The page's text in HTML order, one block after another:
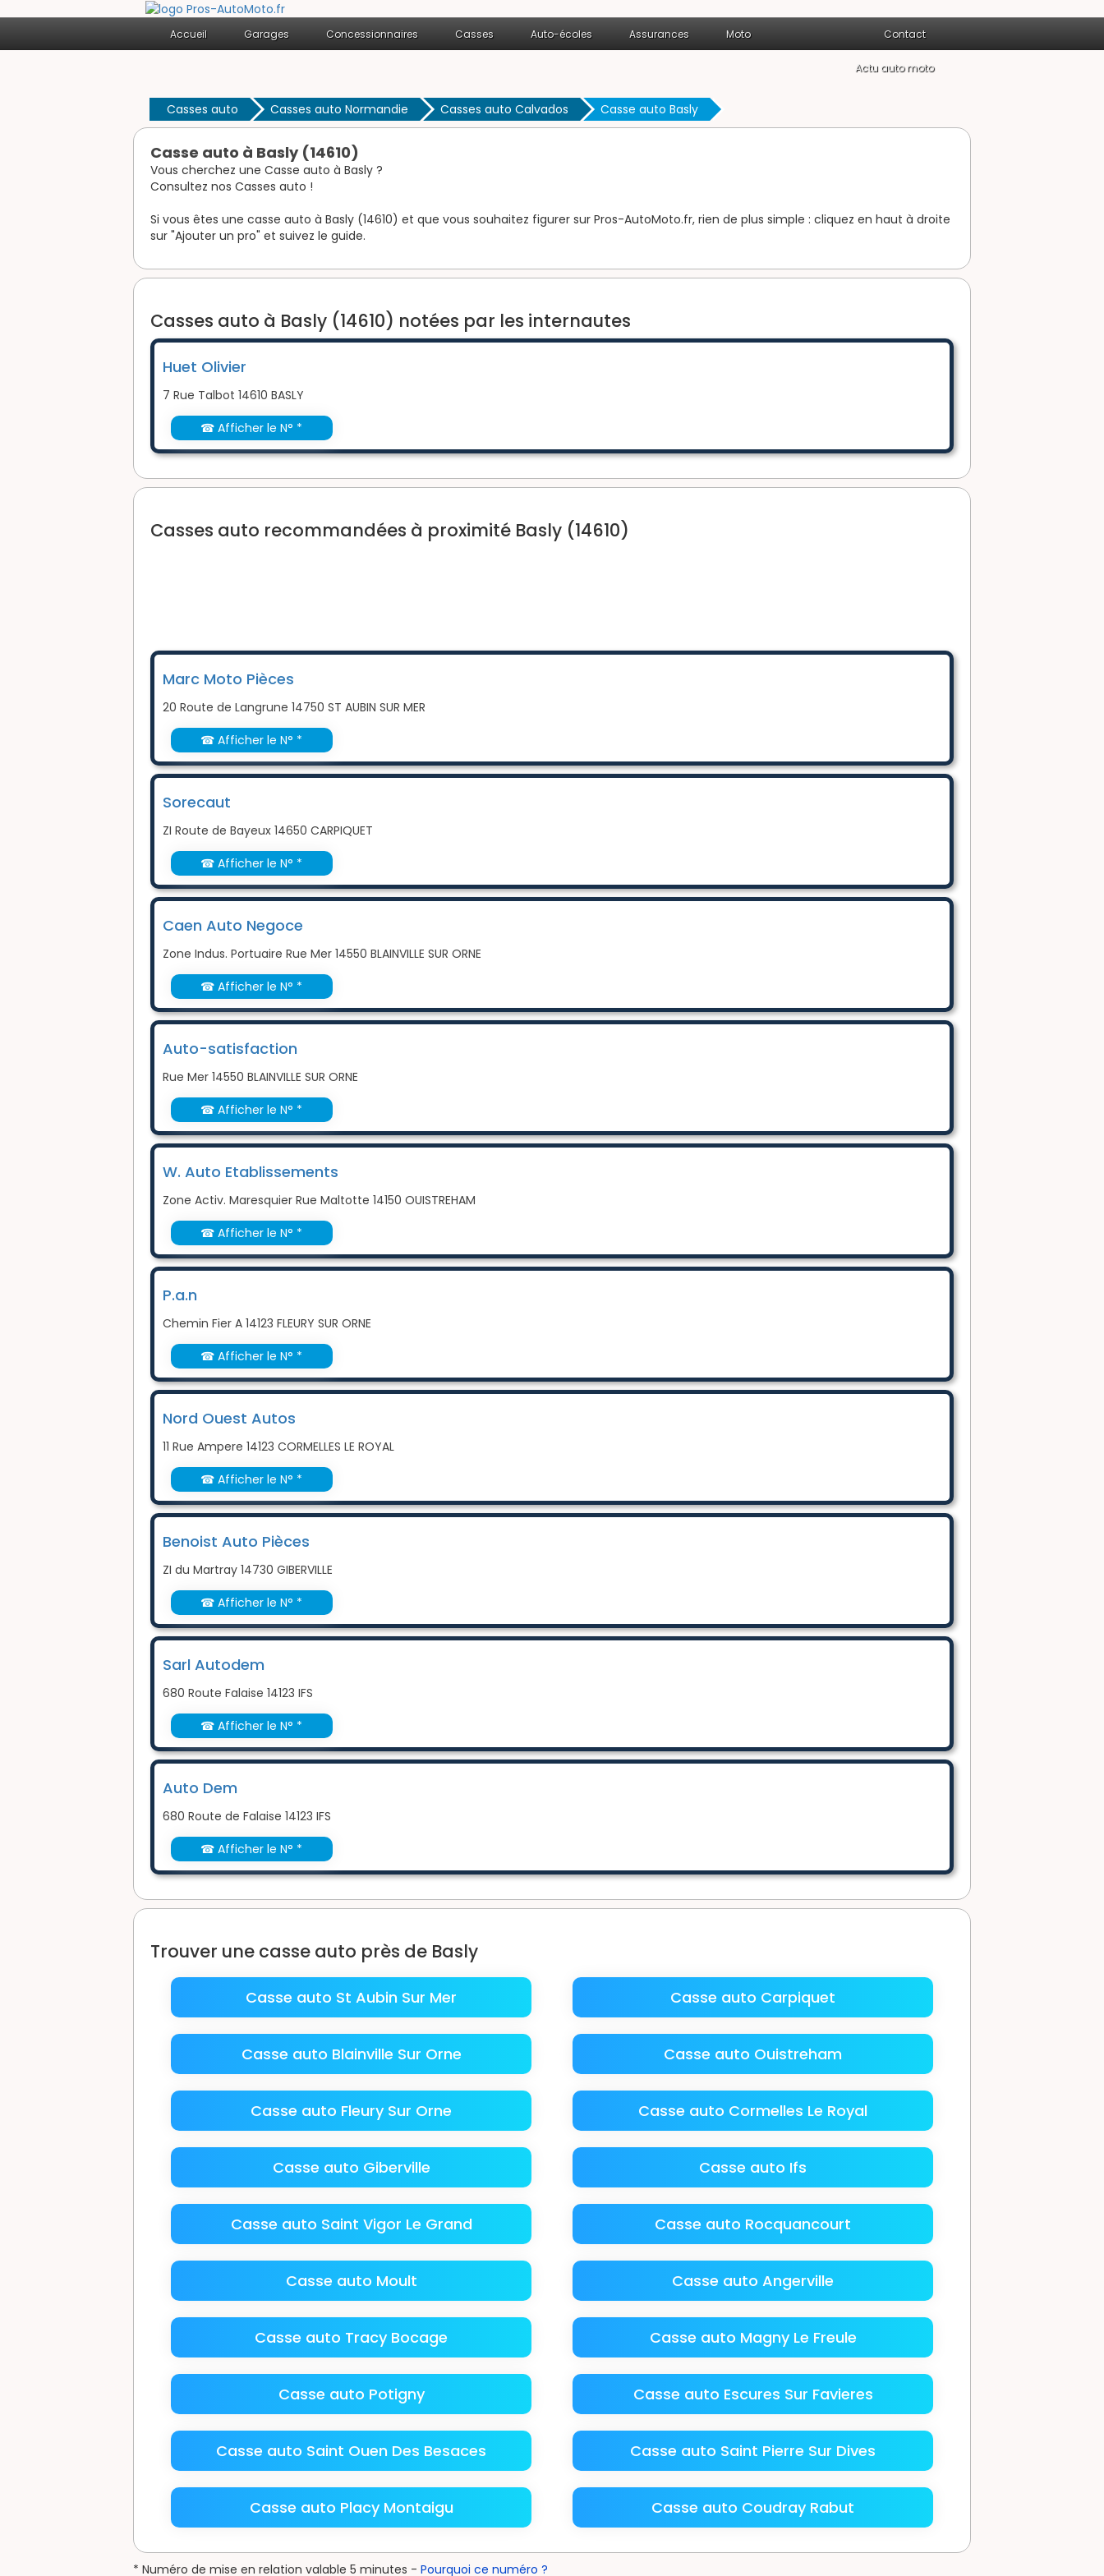
Accueil Garages Concessionnaires Casses Auto-écoles Assurances Moto Contact
Actu auto moto
Casses auto Casses auto Normandie Casses auto Calvados Casse auto Basly
Casse auto à Basly (14610)
Vous cherchez une Casse auto à Basly ?
Consultez nos Casses auto !
Si vous êtes une casse auto à Basly (14610) et que vous souhaitez figurer sur Pros-AutoMoto.fr, rien de plus simple : cliquez en haut à droite
sur "Ajouter un pro" et suivez le guide.
Casses auto à Basly (14610) notées par les internautes
Huet Olivier
7 Rue Talbot 14610 BASLY
☎ Afficher le N° *
Casses auto recommandées à proximité Basly (14610)
Marc Moto Pièces
20 Route de Langrune 14750 ST AUBIN SUR MER
☎ Afficher le N° *
Sorecaut
ZI Route de Bayeux 14650 CARPIQUET
☎ Afficher le N° *
Caen Auto Negoce
Zone Indus. Portuaire Rue Mer 14550 BLAINVILLE SUR ORNE
☎ Afficher le N° *
Auto-satisfaction
Rue Mer 14550 BLAINVILLE SUR ORNE
☎ Afficher le N° *
W. Auto Etablissements
Zone Activ. Maresquier Rue Maltotte 14150 OUISTREHAM
☎ Afficher le N° *
P.a.n
Chemin Fier A 14123 FLEURY SUR ORNE
☎ Afficher le N° *
Nord Ouest Autos
11 Rue Ampere 14123 CORMELLES LE ROYAL
☎ Afficher le N° *
Benoist Auto Pièces
ZI du Martray 14730 GIBERVILLE
☎ Afficher le N° *
Sarl Autodem
680 Route Falaise 14123 IFS
☎ Afficher le N° *
Auto Dem
680 Route de Falaise 14123 IFS
☎ Afficher le N° *
Trouver une casse auto près de Basly
Casse auto St Aubin Sur Mer Casse auto Carpiquet
Casse auto Blainville Sur Orne Casse auto Ouistreham
Casse auto Fleury Sur Orne Casse auto Cormelles Le Royal
Casse auto Giberville Casse auto Ifs
Casse auto Saint Vigor Le Grand Casse auto Rocquancourt
Casse auto Moult Casse auto Angerville
Casse auto Tracy Bocage Casse auto Magny Le Freule
Casse auto Potigny Casse auto Escures Sur Favieres
Casse auto Saint Ouen Des Besaces Casse auto Saint Pierre Sur Dives
Casse auto Placy Montaigu Casse auto Coudray Rabut
* Numéro de mise en relation valable 5 minutes - Pourquoi ce numéro ?